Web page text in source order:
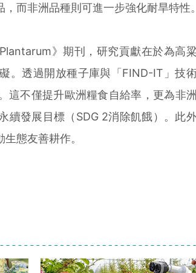
而非洲品種則可進一步強化耐旱特性。
》期刊，研究貢獻在於為高
。透過開放種子庫與「FIND-IT」技
這不僅提升歐洲糧食自給率，更為非
續發展目標（SDG 2消除飢餓）。此
態友善耕作。